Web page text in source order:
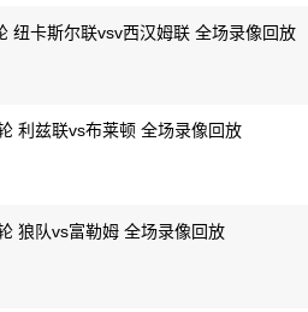
纽卡斯尔联vsv西汉姆联 全场录像回放
利兹联vs布莱顿 全场录像回放
狼队vs富勒姆 全场录像回放